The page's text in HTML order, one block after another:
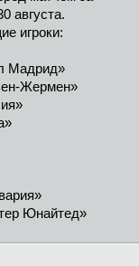
августа.
игроки:
Мадрид»
Жермен»
Юнайтед»